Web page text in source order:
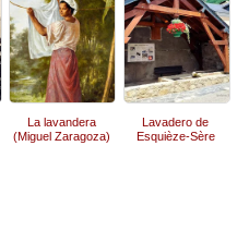
La lavandera
(Miguel Zaragoza)
Lavadero de
Esquièze-Sère